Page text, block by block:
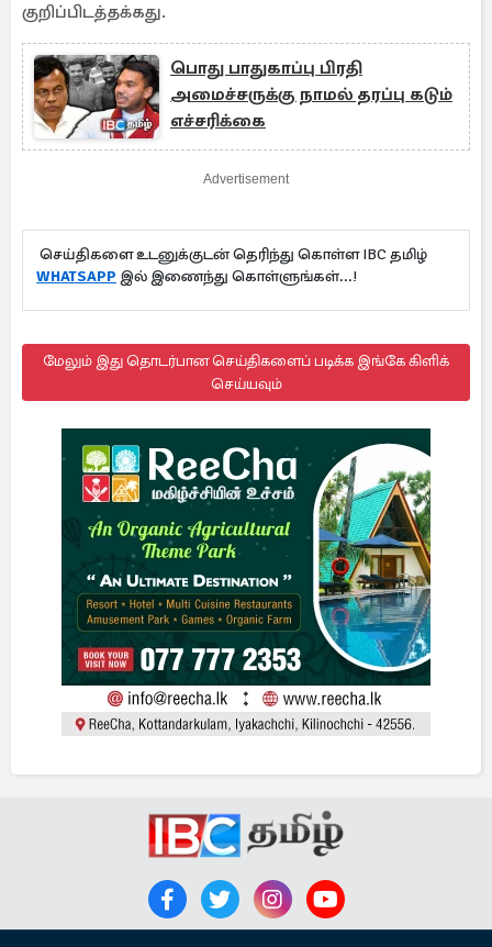
குறிப்பிடத்தக்கது.
பொது பாதுகாப்பு பிரதி
அமைச்சருக்கு நாமல் தரப்பு கடும்
எச்சரிக்கை
Advertisement
செய்திகளை உடனுக்குடன் தெரிந்து கொள்ள IBC தமிழ்
WHATSAPP இல் இணைந்து கொள்ளுங்கள்...!
மேலும் இது தொடர்பான செய்திகளைப் படிக்க இங்கே கிளிக்
செய்யவும்